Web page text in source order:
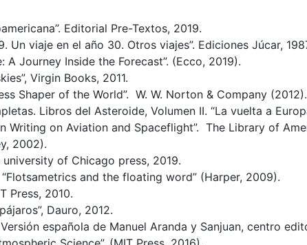
Editorial Pre-Textos, 2019.
Un viaje en el año 30. Otros viajes”. Ediciones Júcar,
A Journey Inside the Forecast”. (Ecco, 2019).
Virgin Books, 2011.
Shaper of the World”. W. W. Norton & Company (2012).
Libros del Asteroide, Volumen II. “La vuelta a
Writing on Aviation and Spaceflight”. The Library of
2002).
university of Chicago press, 2019.
“Flotsametrics and the floating word” (Harper, 2009).
Press, 2010.
Dauro, 2012.
Versión española de Manuel Aranda y Sanjuan, centro